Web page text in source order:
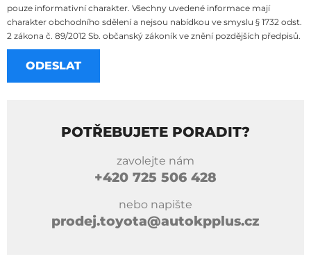
pouze informativní charakter. Všechny uvedené informace mají
charakter obchodního sdělení a nejsou nabídkou ve smyslu § 1732 odst.
2 zákona č. 89/2012 Sb. občanský zákoník ve znění pozdějších předpisů.
POTŘEBUJETE PORADIT?
zavolejte nám
+420 725 506 428
nebo napište
prodej.toyota@autokpplus.cz